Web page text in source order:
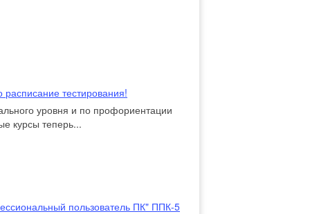
тестирования!
уровня и по профориентации
курсы теперь...
пользователь ПК" ППК-5